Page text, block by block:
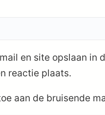
en site opslaan in
reactie plaats.
aan de bruisende